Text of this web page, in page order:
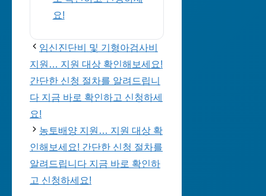
요!
임신진단비 및 기형아검사비
지원… 지원 대상 확인해보세요!
간단한 신청 절차를 알려드립니
다 지금 바로 확인하고 신청하세
요!
농토배양 지원… 지원 대상 확
인해보세요! 간단한 신청 절차를
알려드립니다 지금 바로 확인하
고 신청하세요!